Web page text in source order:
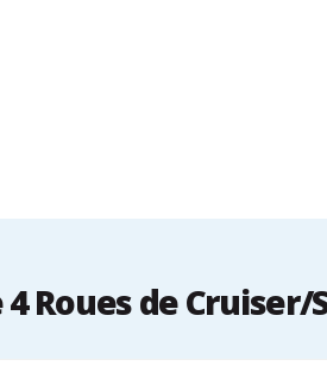
Roues de